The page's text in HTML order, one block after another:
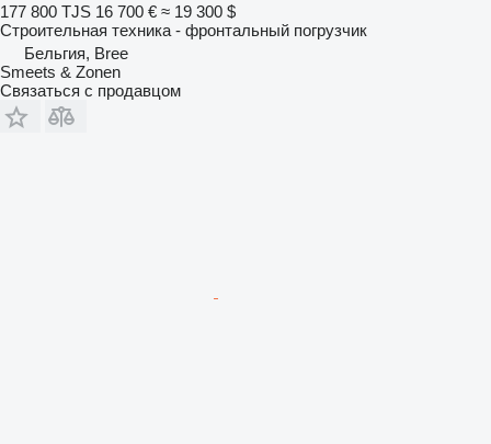
177 800 TJS 16 700 € ≈ 19 300 $
Строительная техника - фронтальный погрузчик
Бельгия, Bree
Smeets & Zonen
Связаться с продавцом